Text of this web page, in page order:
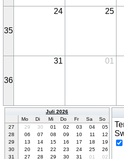
35
24 25
36
31 01
Juli 2026
Mo
Di Mi Do Fr Sa
So
27
29 30 01 02 03 04
05
28
06 07 08 09 10 11
12
29
13 14 15 16 17 18
19
30
20 21 22 23 24 25
26
31
27 28 29 30 31 01 02